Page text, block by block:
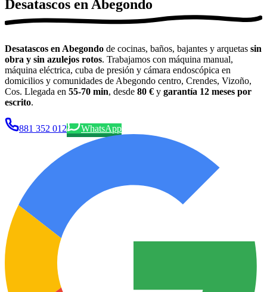
Desatascos en Abegondo
Desatascos en Abegondo de cocinas, baños, bajantes y arquetas sin
obra y sin azulejos rotos. Trabajamos con máquina manual,
máquina eléctrica, cuba de presión y cámara endoscópica en
domicilios y comunidades de Abegondo centro, Crendes, Vizoño,
Cos. Llegada en 55-70 min, desde 80 € y garantía 12 meses por
escrito.
881 352 012 WhatsApp